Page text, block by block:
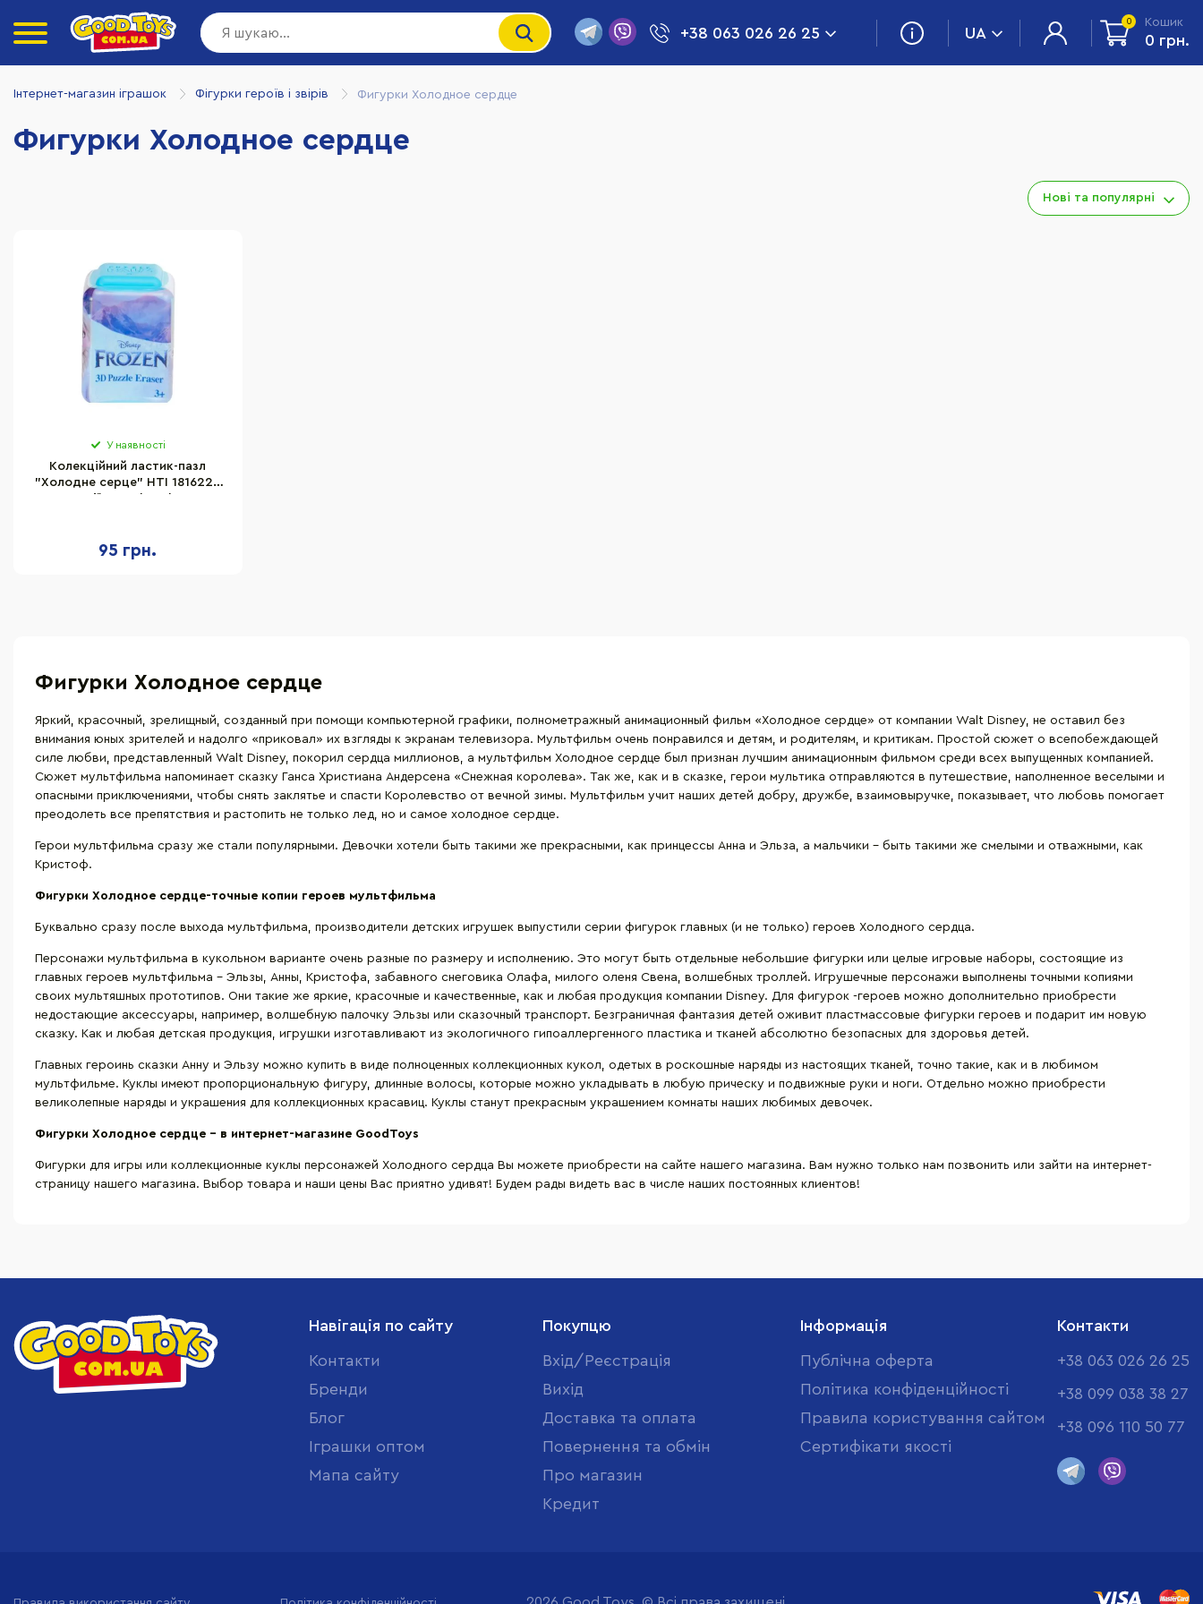
+38 063 026 26 25 UA
0 Кошик
0 грн.
Інтернет-магазин іграшок Фігурки героїв і звірів Фигурки Холодное сердце
Фигурки Холодное сердце
Нові та популярні
У наявності
Колекційний ластик-пазл
"Холодне серце" HTI 1816227
95 грн.
Фигурки Холодное сердце
Яркий, красочный, зрелищный, созданный при помощи компьютерной графики, полнометражный анимационный фильм «Холодное сердце» от компании Walt Disney, не оставил без
внимания юных зрителей и надолго «приковал» их взгляды к экранам телевизора. Мультфильм очень понравился и детям, и родителям, и критикам. Простой сюжет о всепобеждающей
силе любви, представленный Walt Disney, покорил сердца миллионов, а мультфильм Холодное сердце был признан лучшим анимационным фильмом среди всех выпущенных компанией.
Сюжет мультфильма напоминает сказку Ганса Христиана Андерсена «Снежная королева». Так же, как и в сказке, герои мультика отправляются в путешествие, наполненное веселыми и
опасными приключениями, чтобы снять заклятье и спасти Королевство от вечной зимы. Мультфильм учит наших детей добру, дружбе, взаимовыручке, показывает, что любовь помогает
преодолеть все препятствия и растопить не только лед, но и самое холодное сердце.
Герои мультфильма сразу же стали популярными. Девочки хотели быть такими же прекрасными, как принцессы Анна и Эльза, а мальчики – быть такими же смелыми и отважными, как
Кристоф.
Фигурки Холодное сердце-точные копии героев мультфильма
Буквально сразу после выхода мультфильма, производители детских игрушек выпустили серии фигурок главных (и не только) героев Холодного сердца.
Персонажи мультфильма в кукольном варианте очень разные по размеру и исполнению. Это могут быть отдельные небольшие фигурки или целые игровые наборы, состоящие из
главных героев мультфильма – Эльзы, Анны, Кристофа, забавного снеговика Олафа, милого оленя Свена, волшебных троллей. Игрушечные персонажи выполнены точными копиями
своих мультяшных прототипов. Они такие же яркие, красочные и качественные, как и любая продукция компании Disney. Для фигурок -героев можно дополнительно приобрести
недостающие аксессуары, например, волшебную палочку Эльзы или сказочный транспорт. Безграничная фантазия детей оживит пластмассовые фигурки героев и подарит им новую
сказку. Как и любая детская продукция, игрушки изготавливают из экологичного гипоаллергенного пластика и тканей абсолютно безопасных для здоровья детей.
Главных героинь сказки Анну и Эльзу можно купить в виде полноценных коллекционных кукол, одетых в роскошные наряды из настоящих тканей, точно такие, как и в любимом
мультфильме. Куклы имеют пропорциональную фигуру, длинные волосы, которые можно укладывать в любую прическу и подвижные руки и ноги. Отдельно можно приобрести
великолепные наряды и украшения для коллекционных красавиц. Куклы станут прекрасным украшением комнаты наших любимых девочек.
Фигурки Холодное сердце – в интернет-магазине GoodToys
Фигурки для игры или коллекционные куклы персонажей Холодного сердца Вы можете приобрести на сайте нашего магазина. Вам нужно только нам позвонить или зайти на интернет-
страницу нашего магазина. Выбор товара и наши цены Вас приятно удивят! Будем рады видеть вас в числе наших постоянных клиентов!
Навігація по сайту
Контакти
Бренди
Блог
Іграшки оптом
Мапа сайту
Покупцю
Вхід/Реєстрація
Вихід
Доставка та оплата
Повернення та обмін
Про магазин
Кредит
Інформація
Публічна оферта
Політика конфіденційності
Правила користування сайтом
Cертифікати якості
Контакти
+38 063 026 26 25
+38 099 038 38 27
+38 096 110 50 77